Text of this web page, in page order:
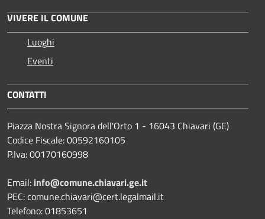
VIVERE IL COMUNE
Luoghi
Eventi
CONTATTI
Piazza Nostra Signora dell'Orto 1 - 16043 Chiavari (GE)
Codice Fiscale: 00592160105
P.Iva: 00170160998
Email: info@comune.chiavari.ge.it
PEC: comune.chiavari@cert.legalmail.it
Telefono: 01853651